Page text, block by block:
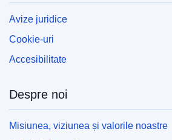
Avize juridice
Cookie-uri
Accesibilitate
Despre noi
Misiunea, viziunea și valorile noastre